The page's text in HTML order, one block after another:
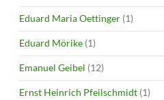
Eduard Maria Oettinger (1)
Eduard Mörike (1)
Emanuel Geibel (12)
Ernst Heinrich Pfeilschmidt (1)